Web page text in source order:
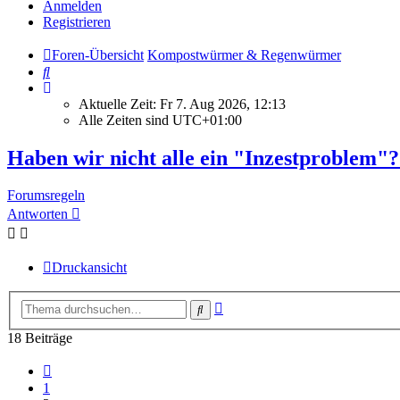
Anmelden
Registrieren
Foren-Übersicht Kompostwürmer & Regenwürmer
Suche
Aktuelle Zeit: Fr 7. Aug 2026, 12:13
Alle Zeiten sind UTC+01:00
Haben wir nicht alle ein
Forumsregeln
Antworten
Druckansicht
Suche
18 Beiträge
1